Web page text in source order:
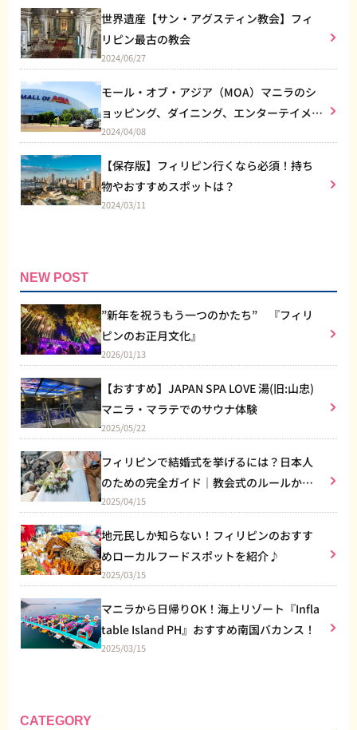
世界遺産【サン・アグスティン教会】フィ
リピン最古の教会
2024/06/27
モール・オブ・アジア（MOA）マニラのシ
ョッピング、ダイニング、エンターテイメン
トなど総合施設
2024/04/08
【保存版】フィリピン行くなら必須！持ち
物やおすすめスポットは？
2024/03/11
NEW POST
”新年を祝うもう一つのかたち” 『フィリ
ピンのお正月文化』
2026/01/13
【おすすめ】JAPAN SPA LOVE 湯(旧:山忠)
マニラ・マラテでのサウナ体験
2025/05/22
フィリピンで結婚式を挙げるには？日本人
のための完全ガイド｜教会式のルールから
リゾート婚まで
2025/04/15
地元民しか知らない！フィリピンのおすす
めローカルフードスポットを紹介♪
2025/03/15
マニラから日帰りOK！海上リゾート『Infla
table Island PH』おすすめ南国バカンス！
2025/03/15
CATEGORY